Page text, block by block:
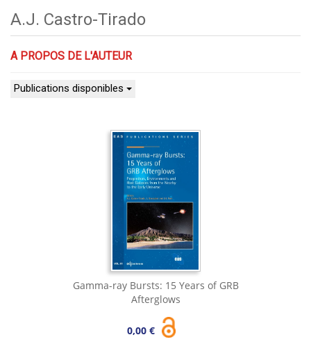
A.J. Castro-Tirado
A PROPOS DE L'AUTEUR
Publications disponibles
Gamma-ray Bursts: 15 Years of GRB
Afterglows
0,00 €